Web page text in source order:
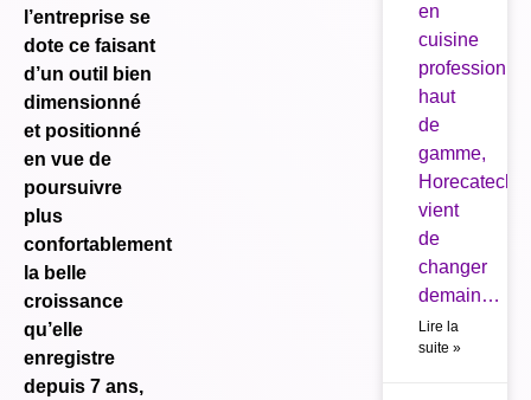
l’entreprise se
dote ce faisant
d’un outil bien
dimensionné
et positionné
en vue de
poursuivre
plus
confortablement
la belle
croissance
qu’elle
enregistre
depuis 7 ans,
en
cuisine
haut
de
gamme,
Horecatech
vient
de
changer
demain…
Lire la
suite »